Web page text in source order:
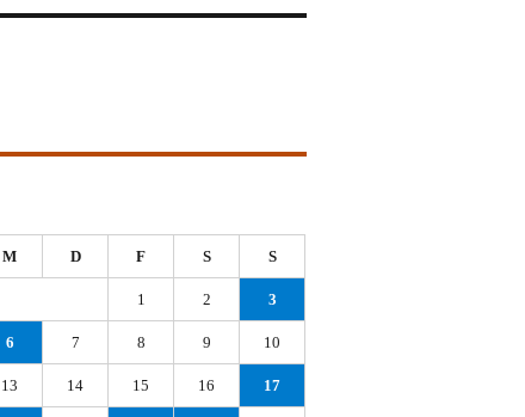
M D F S S
1 2 3
6 7 8 9 10
13 14 15 16 17